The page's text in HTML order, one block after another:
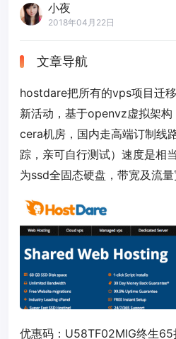
小夜
2018年04月22日
文章导航
hostdare把所有的vps项目迁
新活动，基于openvz虚拟架
cera机房，国内走高端订制线
踪，亲可自行测试）速度是相
为ssd全固态硬盘，带宽及流量
优惠码： U58TF02MIG终生65